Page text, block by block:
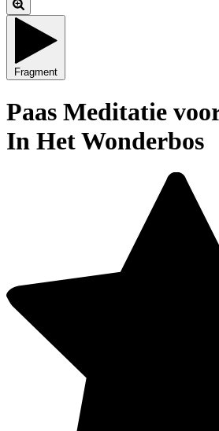
Fragment
Paas Meditatie
In Het Wonderbos